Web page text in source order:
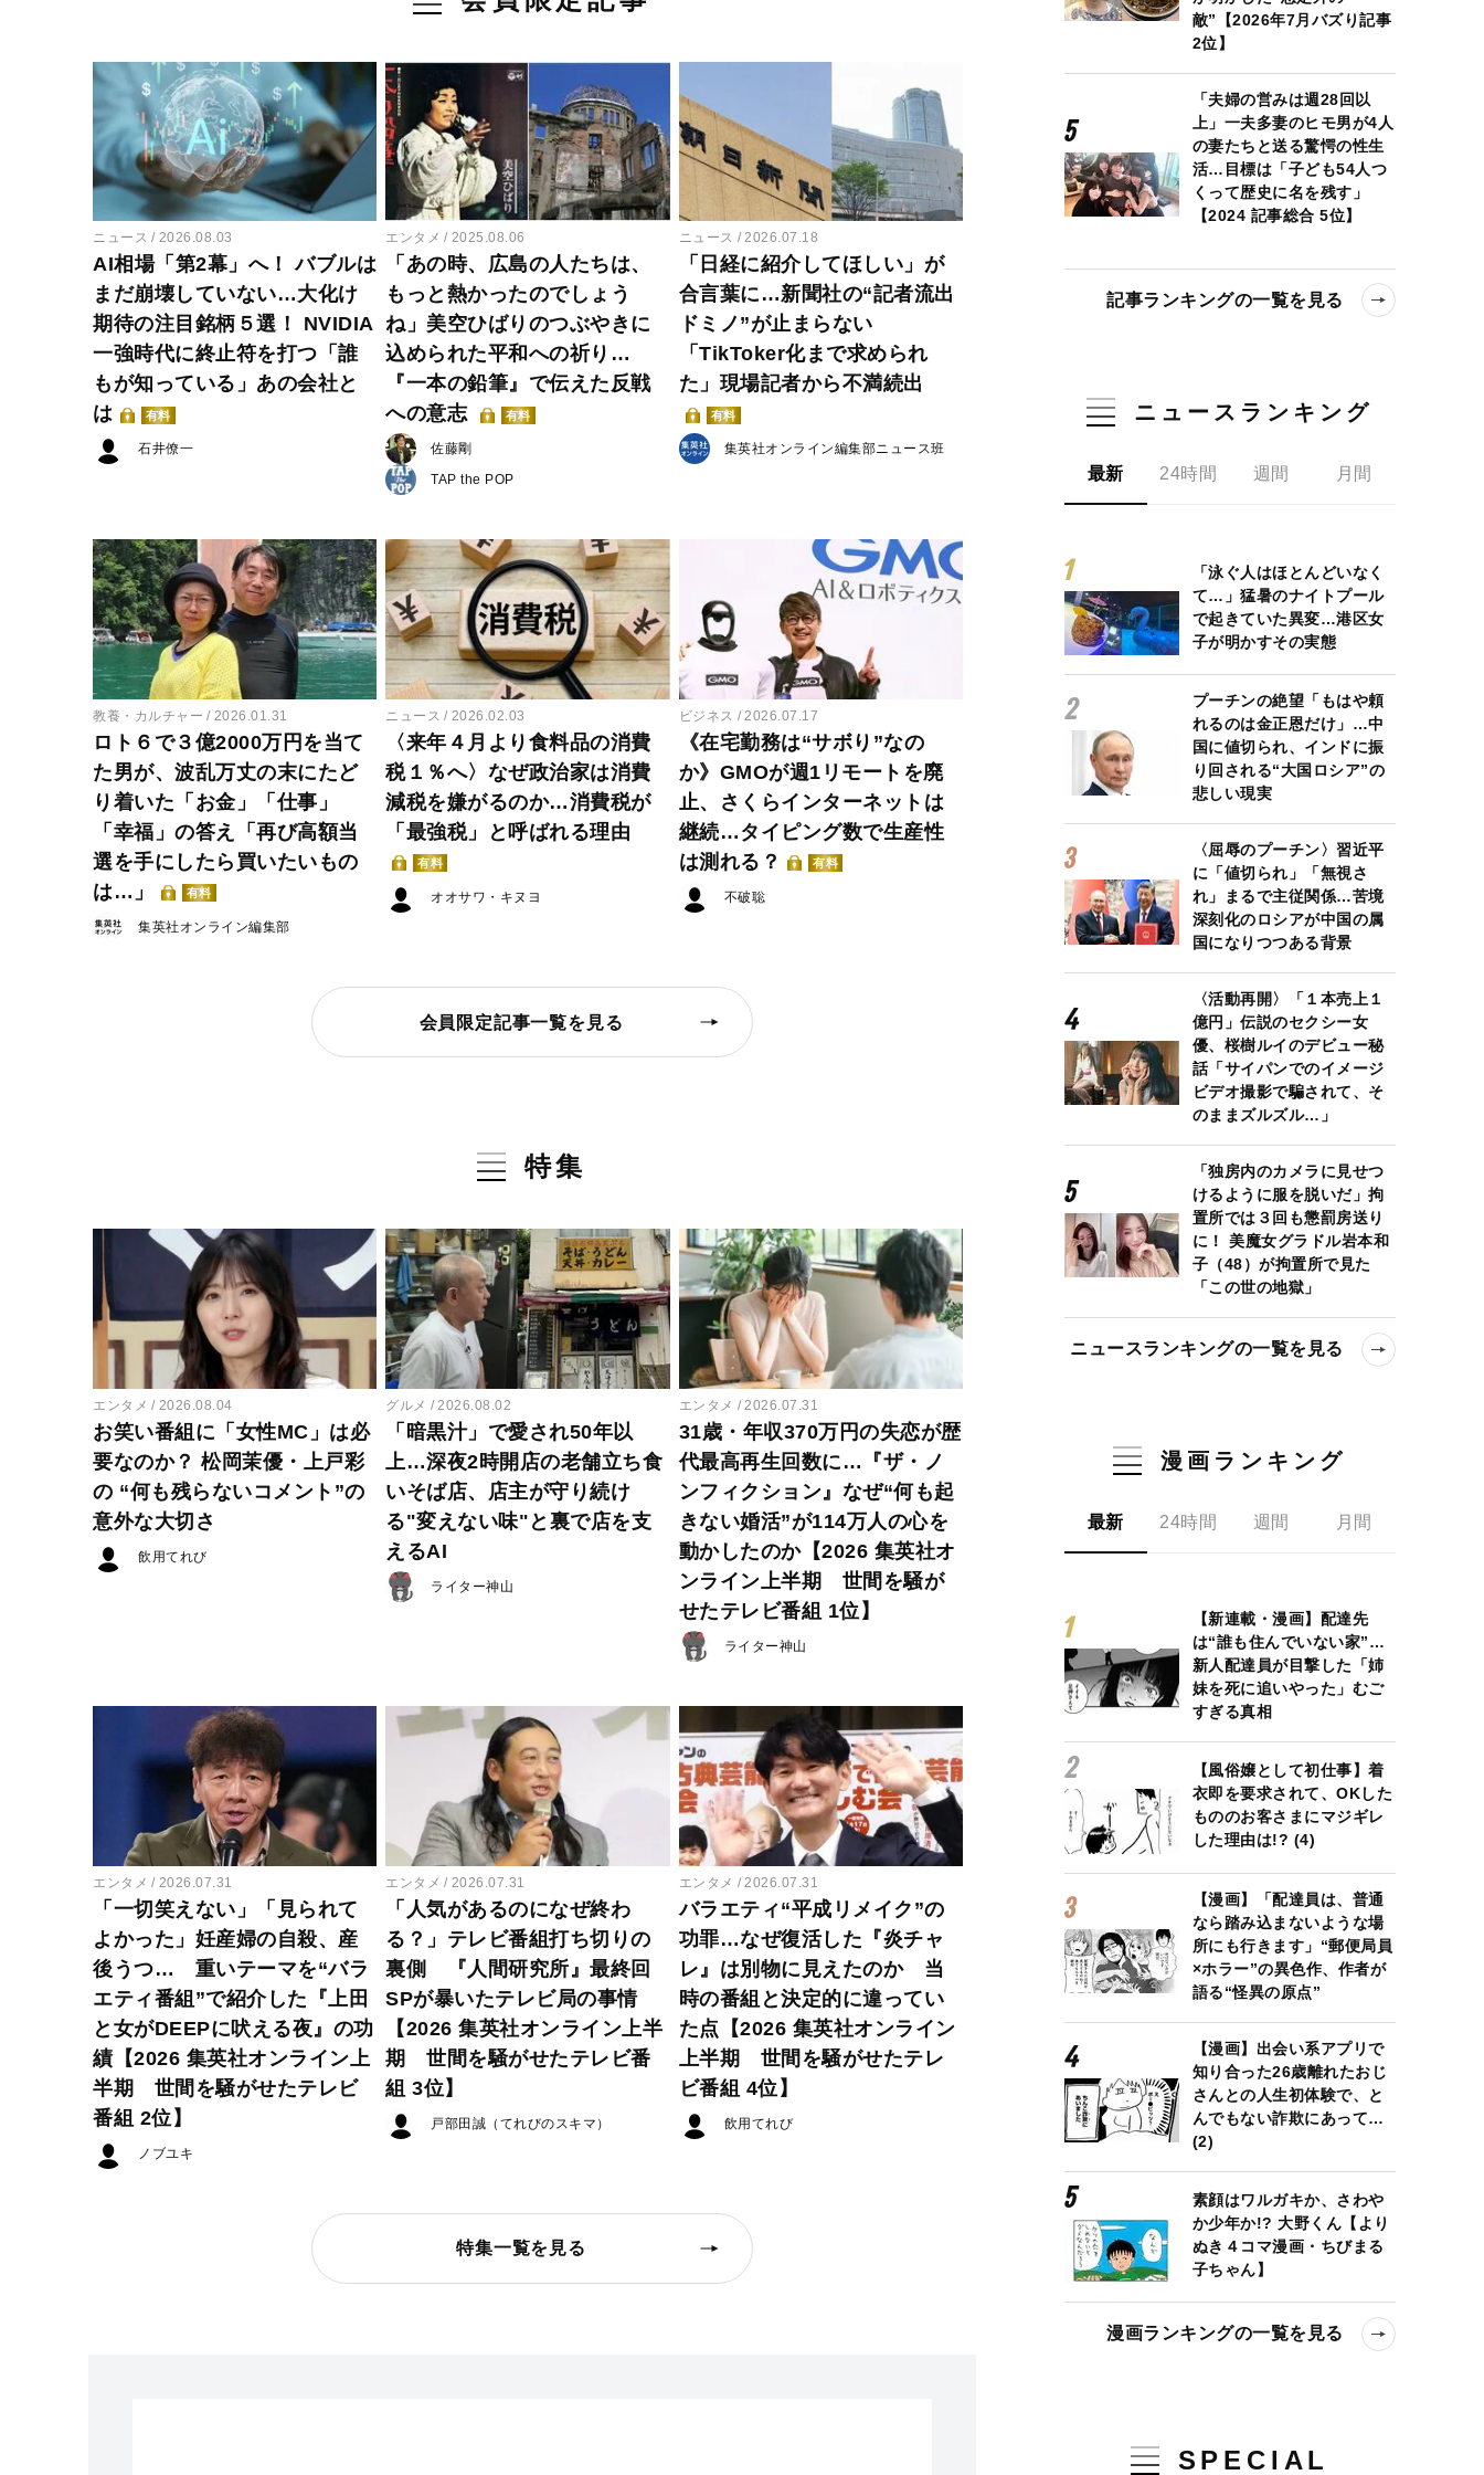
ニュース 2026.08.03
AI相場「第2幕」へ！ バブルは
まだ崩壊していない…大化け
期待の注目銘柄５選！ NVIDIA
一強時代に終止符を打つ「誰
もが知っている」あの会社と
は
有料
石井僚一
エンタメ 2025.08.06
「あの時、広島の人たちは、
もっと熱かったのでしょう
ね」美空ひばりのつぶやきに
込められた平和への祈り…
『一本の鉛筆』で伝えた反戦
への意志
有料
佐藤剛
TAP the POP
ニュース 2026.07.18
「日経に紹介してほしい」が
合言葉に…新聞社の“記者流出
ドミノ”が止まらない
「TikToker化まで求められ
た」現場記者から不満続出
有料
集英社オンライン編集部ニュース班
教養・カルチャー 2026.01.31
ロト６で３億2000万円を当て
た男が、波乱万丈の末にたど
り着いた「お金」「仕事」
「幸福」の答え「再び高額当
選を手にしたら買いたいもの
は…」
有料
集英社オンライン編集部
ニュース 2026.02.03
〈来年４月より食料品の消費
税１％へ〉なぜ政治家は消費
減税を嫌がるのか…消費税が
「最強税」と呼ばれる理由
有料
オオサワ・キヌヨ
ビジネス 2026.07.17
《在宅勤務は“サボり”なの
か》GMOが週1リモートを廃
止、さくらインターネットは
継続…タイピング数で生産性
は測れる？
有料
不破聡
会員限定記事一覧を見る
特集
エンタメ 2026.08.04
お笑い番組に「女性MC」は必
要なのか？ 松岡茉優・上戸彩
の “何も残らないコメント”の
意外な大切さ
飲用てれび
グルメ 2026.08.02
「暗黒汁」で愛され50年以
上…深夜2時開店の老舗立ち食
いそば店、店主が守り続け
る"変えない味"と裏で店を支
えるAI
ライター神山
エンタメ 2026.07.31
31歳・年収370万円の失恋が歴
代最高再生回数に…『ザ・ノ
ンフィクション』なぜ“何も起
きない婚活”が114万人の心を
動かしたのか【2026 集英社オ
ンライン上半期 世間を騒が
せたテレビ番組 1位】
ライター神山
エンタメ 2026.07.31
「一切笑えない」「見られて
よかった」妊産婦の自殺、産
後うつ… 重いテーマを“バラ
エティ番組”で紹介した『上田
と女がDEEPに吠える夜』の功
績【2026 集英社オンライン上
半期 世間を騒がせたテレビ
番組 2位】
ノブユキ
エンタメ 2026.07.31
「人気があるのになぜ終わ
る？」テレビ番組打ち切りの
裏側 『人間研究所』最終回
SPが暴いたテレビ局の事情
【2026 集英社オンライン上半
期 世間を騒がせたテレビ番
組 3位】
戸部田誠（てれびのスキマ）
エンタメ 2026.07.31
バラエティ“平成リメイク”の
功罪…なぜ復活した『炎チャ
レ』は別物に見えたのか 当
時の番組と決定的に違ってい
た点【2026 集英社オンライン
上半期 世間を騒がせたテレ
ビ番組 4位】
飲用てれび
特集一覧を見る
敵”【2026年7月バズり記事
2位】
「夫婦の営みは週28回以
上」一夫多妻のヒモ男が4人
の妻たちと送る驚愕の性生
活…目標は「子ども54人つ
くって歴史に名を残す」
【2024 記事総合 5位】
記事ランキングの一覧を見る
ニュースランキング
最新 24時間 週間 月間
「泳ぐ人はほとんどいなく
て…」猛暑のナイトプール
で起きていた異変…港区女
子が明かすその実態
プーチンの絶望「もはや頼
れるのは金正恩だけ」…中
国に値切られ、インドに振
り回される“大国ロシア”の
悲しい現実
〈屈辱のプーチン〉習近平
に「値切られ」「無視さ
れ」まるで主従関係…苦境
深刻化のロシアが中国の属
国になりつつある背景
〈活動再開〉「１本売上１
億円」伝説のセクシー女
優、桜樹ルイのデビュー秘
話「サイパンでのイメージ
ビデオ撮影で騙されて、そ
のままズルズル…」
「独房内のカメラに見せつ
けるように服を脱いだ」拘
置所では３回も懲罰房送り
に！ 美魔女グラドル岩本和
子（48）が拘置所で見た
「この世の地獄」
ニュースランキングの一覧を見る
漫画ランキング
最新 24時間 週間 月間
【新連載・漫画】配達先
は“誰も住んでいない家”…
新人配達員が目撃した「姉
妹を死に追いやった」むご
すぎる真相
【風俗嬢として初仕事】着
衣即を要求されて、OKした
もののお客さまにマジギレ
した理由は!? (4)
【漫画】「配達員は、普通
なら踏み込まないような場
所にも行きます」“郵便局員
×ホラー”の異色作、作者が
語る“怪異の原点”
【漫画】出会い系アプリで
知り合った26歳離れたおじ
さんとの人生初体験で、と
んでもない詐欺にあって…
(2)
素顔はワルガキか、さわや
か少年か!? 大野くん【より
ぬき４コマ漫画・ちびまる
子ちゃん】
漫画ランキングの一覧を見る
SPECIAL